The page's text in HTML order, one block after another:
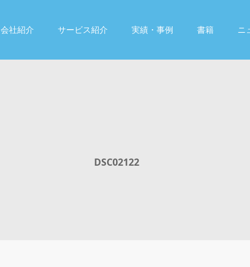
会社紹介 サービス紹介 実績・事例 書籍 ニ
DSC02122